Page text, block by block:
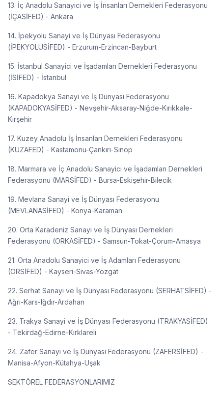
13. İç Anadolu Sanayici ve İş İnsanları Dernekleri Federasyonu
(İÇASİFED) - Ankara
14. İpekyolu Sanayi ve İş Dünyası Federasyonu
(İPEKYOLUSİFED) - Erzurum-Erzincan-Bayburt
15. İstanbul Sanayici ve İşadamları Dernekleri Federasyonu
(İSİFED) - İstanbul
16. Kapadokya Sanayi ve İş Dünyası Federasyonu
(KAPADOKYASİFED) - Nevşehir-Aksaray-Niğde-Kırıkkale-
Kırşehir
17. Kuzey Anadolu İş İnsanları Dernekleri Federasyonu
(KUZAFED) - Kastamonu-Çankırı-Sinop
18. Marmara ve İç Anadolu Sanayici ve İşadamları Dernekleri
Federasyonu (MARSİFED) - Bursa-Eskişehir-Bilecik
19. Mevlana Sanayi ve İş Dünyası Federasyonu
(MEVLANASİFED) - Konya-Karaman
20. Orta Karadeniz Sanayi ve İş Dünyası Dernekleri
Federasyonu (ORKASİFED) - Samsun-Tokat-Çorum-Amasya
21. Orta Anadolu Sanayici ve İş Adamları Federasyonu
(ORSİFED) - Kayseri-Sivas-Yozgat
22. Serhat Sanayi ve İş Dünyası Federasyonu (SERHATSİFED) -
Ağrı-Kars-Iğdır-Ardahan
23. Trakya Sanayi ve İş Dünyası Federasyonu (TRAKYASİFED)
- Tekirdağ-Edirne-Kırklareli
24. Zafer Sanayi ve İş Dünyası Federasyonu (ZAFERSİFED) -
Manisa-Afyon-Kütahya-Uşak
SEKTÖREL FEDERASYONLARIMIZ